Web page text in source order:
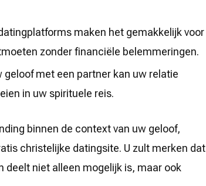
maken het gemakkelijk voor
zonder financiële belemmeringen.
geloof met een partner kan uw relatie
in uw spirituele reis.
binnen de context van uw geloof,
christelijke datingsite. U zult merken dat
deelt niet alleen mogelijk is, maar ook